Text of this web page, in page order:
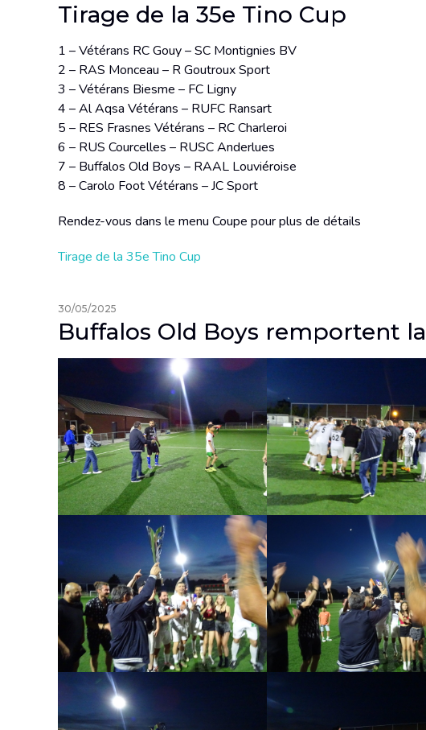
Tirage de la 35e Tino Cup
1 – Vétérans RC Gouy – SC Montignies BV
2 – RAS Monceau – R Goutroux Sport
3 – Vétérans Biesme – FC Ligny
4 – Al Aqsa Vétérans – RUFC Ransart
5 – RES Frasnes Vétérans – RC Charleroi
6 – RUS Courcelles – RUSC Anderlues
7 – Buffalos Old Boys – RAAL Louviéroise
8 – Carolo Foot Vétérans – JC Sport
Rendez-vous dans le menu Coupe pour plus de détails
Tirage de la 35e Tino Cup
30/05/2025
Buffalos Old Boys remportent